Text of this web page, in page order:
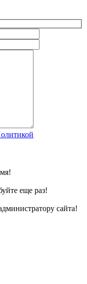
еще раз!
сайта!